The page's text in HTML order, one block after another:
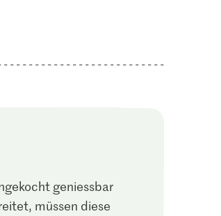
geniessbar
müssen diese